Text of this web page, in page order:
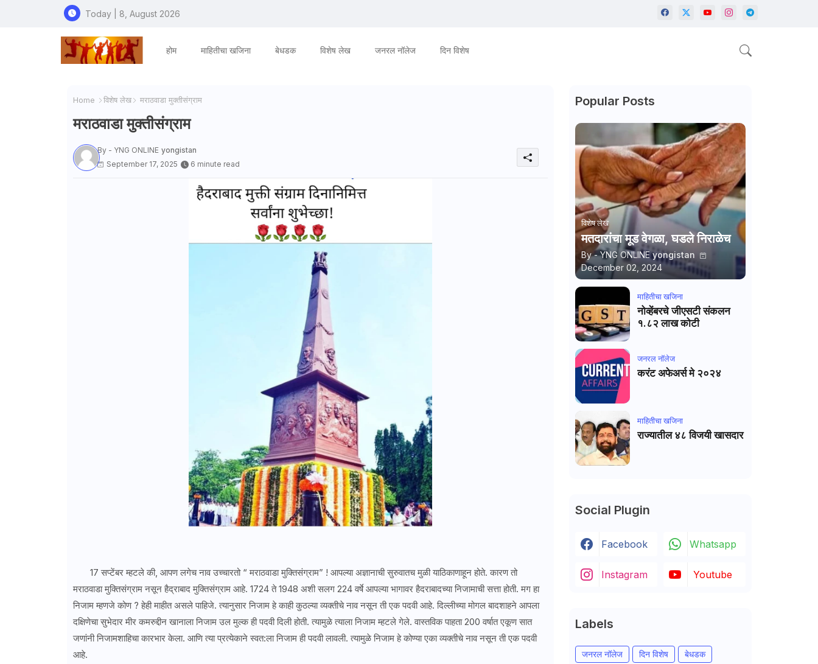
Today | 8, August 2026
होम माहितीचा खजिना बेधडक विशेष लेख जनरल नॉलेज दिन विशेष
Home विशेष लेख मराठवाडा मुक्तीसंग्राम
मराठवाडा मुक्तीसंग्राम
By - YNG ONLINE yongistan
September 17, 2025
6 minute read
17 सप्टेंबर म्हटले की, आपण लगेच नाव उच्चारतो “ मराठवाडा मुक्तिसंग्राम” ! आपल्या अज्ञानाची सुरुवातच मुळी याठिकाणाहून होते. कारण तो
मराठवाडा मुक्तिसंग्राम नसून हैद्राबाद मुक्तिसंग्राम आहे. 1724 ते 1948 अशी सलग 224 वर्षे आपल्या भागावर हैदराबादच्या निजामाची सत्ता होती. मग हा
निजाम म्हणजे कोण ? हेही माहीत असले पाहिजे. त्यानुसार निजाम हे काही कुठल्या व्यक्तीचे नाव नसून ती एक पदवी आहे. दिल्लीच्या मोगल बादशाहने आपला
दक्षिणेचा सुभेदार मीर कमरुद्दीन खानाला निजाम उल मुल्क ही पदवी दिली होती. त्यामुळे त्याला निजाम म्हटले गेले. वास्तविक पाहता 200 वर्षात एकूण सात
जणांनी निजामशाहिचा कारभार केला. आणि त्या प्रत्येकाने स्वत:ला निजाम ही पदवी लावली. त्यामुळे निजाम हे कोण्या एका व्यक्तीचे नाव नसून ती एक पदवी
आहे.
Popular Posts
विशेष लेख
मतदारांचा मूड वेगळा, घडले निराळेच
By - YNG ONLINE yongistan
December 02, 2024
माहितीचा खजिना
नोव्हेंबरचे जीएसटी संकलन
१.८२ लाख कोटी
जनरल नाॅलेज
करंट अफेअर्स मे २०२४
माहितीचा खजिना
राज्यातील ४८ विजयी खासदार
Social Plugin
Facebook Whatsapp
Instagram Youtube
Labels
जनरल नॉलेज दिन विशेष
बेधडक